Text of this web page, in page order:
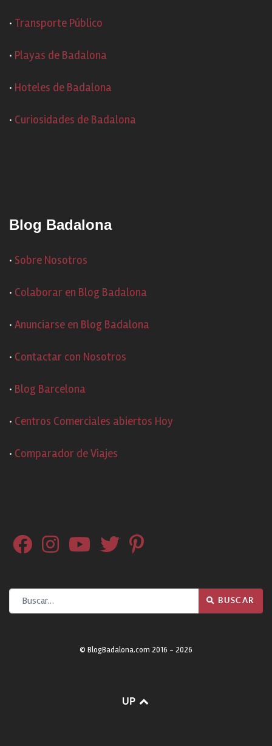
· Transporte Público
· Playas de Badalona
· Hoteles de Badalona
· Curiosidades de Badalona
Blog Badalona
· Sobre Nosotros
· Colaborar en Blog Badalona
· Anunciarse en Blog Badalona
· Contactar con Nosotros
· Blog Barcelona
· Centros Comerciales abiertos Hoy
· Comparador de Viajes
Buscar BUSCAR
© BlogBadalona.com 2016 - 2026
UP